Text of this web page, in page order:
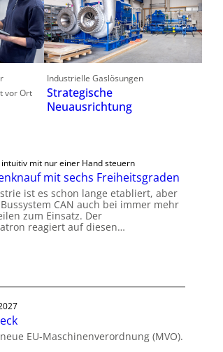
vor Ort
Industrielle Gaslösungen
Strategische
Neuausrichtung
mit nur einer Hand steuern
mit sechs Freiheitsgraden
ist es schon lange etabliert, aber
CAN auch bei immer mehr
zum Einsatz. Der
reagiert auf diesen…
EU-Maschinenverordnung (MVO).